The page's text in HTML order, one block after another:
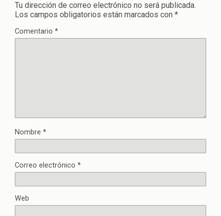
Tu dirección de correo electrónico no será publicada.
Los campos obligatorios están marcados con *
Comentario *
Nombre *
Correo electrónico *
Web